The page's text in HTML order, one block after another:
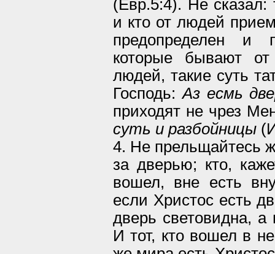
(Евр.5:4). Не сказал:
и кто от людей
предопределен и
которые бывают
людей, такие суть
Господь:Аз есмь
приходят не чрез
суть и разбойницы
4. Не прельщайтесь
за дверью; кто,
вошел, вне есть
если Христос есть
дверь световидна, а
И тот, кто вошел в